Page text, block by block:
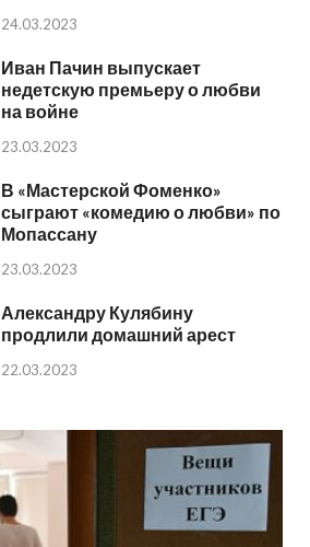
24.03.2023
Иван Пачин выпускает
недетскую премьеру о любви
на войне
23.03.2023
В «Мастерской Фоменко»
сыграют «комедию о любви» по
Мопассану
23.03.2023
Александру Кулябину
продлили домашний арест
22.03.2023